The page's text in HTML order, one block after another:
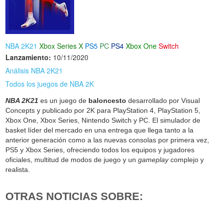
NBA 2K21 Xbox Series X PS5 PC PS4 Xbox One Switch
Lanzamiento: 10/11/2020
Análisis NBA 2K21
Todos los juegos de NBA 2K
NBA 2K21 es un juego de baloncesto desarrollado por Visual
Concepts y publicado por 2K para PlayStation 4, PlayStation 5,
Xbox One, Xbox Series, Nintendo Switch y PC. El simulador de
basket líder del mercado en una entrega que llega tanto a la
anterior generación como a las nuevas consolas por primera vez,
PS5 y Xbox Series, ofreciendo todos los equipos y jugadores
oficiales, multitud de modos de juego y ungameplaycomplejo y
realista.
OTRAS NOTICIAS SOBRE: